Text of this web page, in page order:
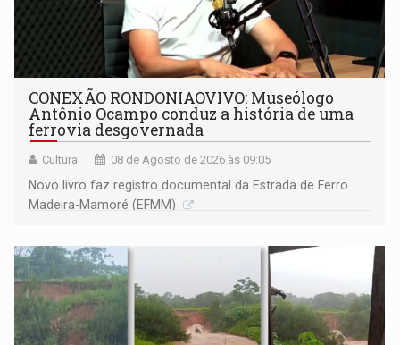
CONEXÃO RONDONIAOVIVO: Museólogo
Antônio Ocampo conduz a história de uma
ferrovia desgovernada
Cultura 08 de Agosto de 2026 às 09:05
Novo livro faz registro documental da Estrada de Ferro
Madeira-Mamoré (EFMM)